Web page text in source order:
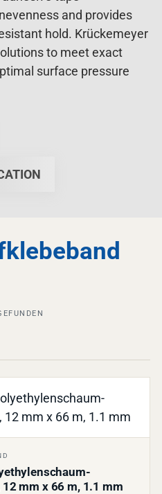
and provides
hold. Krückemeyer
to meet exact
surface pressure
mm x 66 m, 1.1 mm